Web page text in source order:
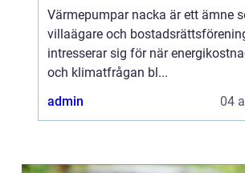
Värmepumpar nacka är ett ämne
villaägare och
intresserar sig för när
och klimatfrågan bl...
admin
04